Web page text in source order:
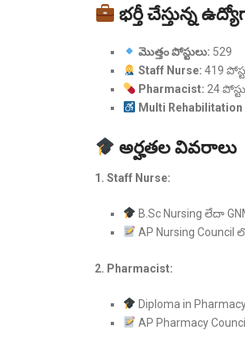
భర్తీ చేస్తున్న
మొత్తం పోస్టులు: 529
Staff Nurse: 419
Pharmacist: 24
Multi Rehabilitation
అర్హతల వివరాలు
1. Staff Nurse:
B.Sc Nursing లేదా
AP Nursing Council
2. Pharmacist:
Diploma in
AP Pharmacy